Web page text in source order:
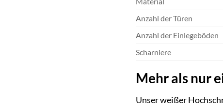
Anzahl der Türen
Anzahl der Einlegeböden
Scharniere
Mehr als nur
Unser weißer